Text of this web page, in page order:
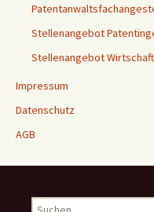
Stellenangebot
Stellenangebot
Impressum
Datenschutz
AGB
Suchen